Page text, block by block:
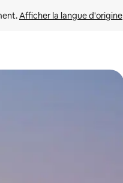
Afficher la langue d'origine